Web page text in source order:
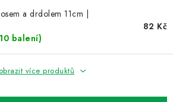
O nás - kdo jsme?
údajů
a drdolem 11cm |
balení)
82 Kč
více produktů